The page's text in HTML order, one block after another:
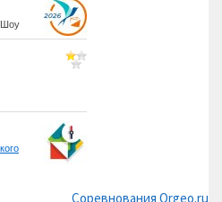
Соревнования Orgeo.ru